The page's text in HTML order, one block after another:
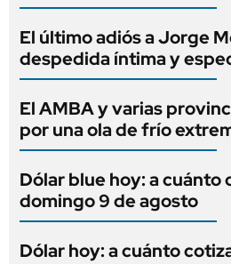
El último adiós a Jorge
despedida íntima y
El AMBA y varias
por una ola de frío
Dólar blue hoy: a cuánto
domingo 9 de agosto
Dólar hoy: a cuánto